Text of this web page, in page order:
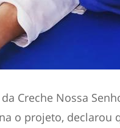
Creche Nossa
o projeto, declarou